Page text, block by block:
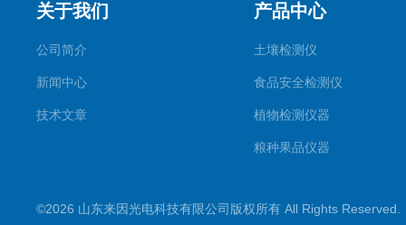
关于我们
公司简介
新闻中心
技术文章
产品中心
土壤检测仪
食品安全检测仪
植物检测仪器
粮种果品仪器
水质检测仪
©2026 山东来因光电科技有限公司版权所有 All Rights